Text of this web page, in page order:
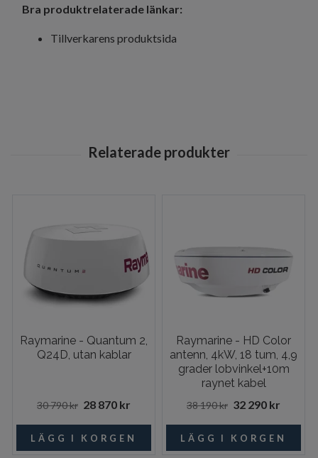
Bra produktrelaterade länkar:
Tillverkarens produktsida
Raymarine - Quantum 2,
Q24D, utan kablar
30 790 kr 28 870 kr
Raymarine - HD Color
antenn, 4kW, 18 tum, 4,9
grader lobvinkel+10m
raynet kabel
38 190 kr 32 290 kr